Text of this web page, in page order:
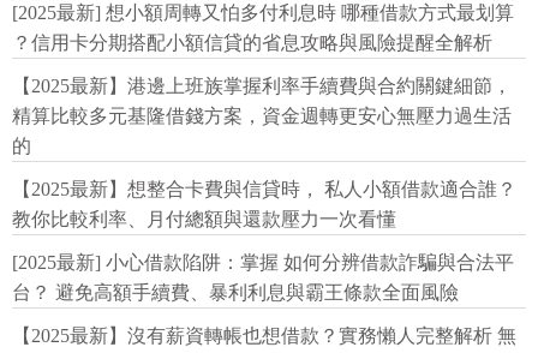
[2025最新] 想小額周轉又怕多付利息時 哪種借款方式最划算
？信用卡分期搭配小額信貸的省息攻略與風險提醒全解析
【2025最新】港邊上班族掌握利率手續費與合約關鍵細節，
精算比較多元基隆借錢方案，資金週轉更安心無壓力過生活
的
【2025最新】想整合卡費與信貸時， 私人小額借款適合誰？
教你比較利率、月付總額與還款壓力一次看懂
[2025最新] 小心借款陷阱：掌握 如何分辨借款詐騙與合法平
台？ 避免高額手續費、暴利利息與霸王條款全面風險
【2025最新】沒有薪資轉帳也想借款？實務懶人完整解析 無